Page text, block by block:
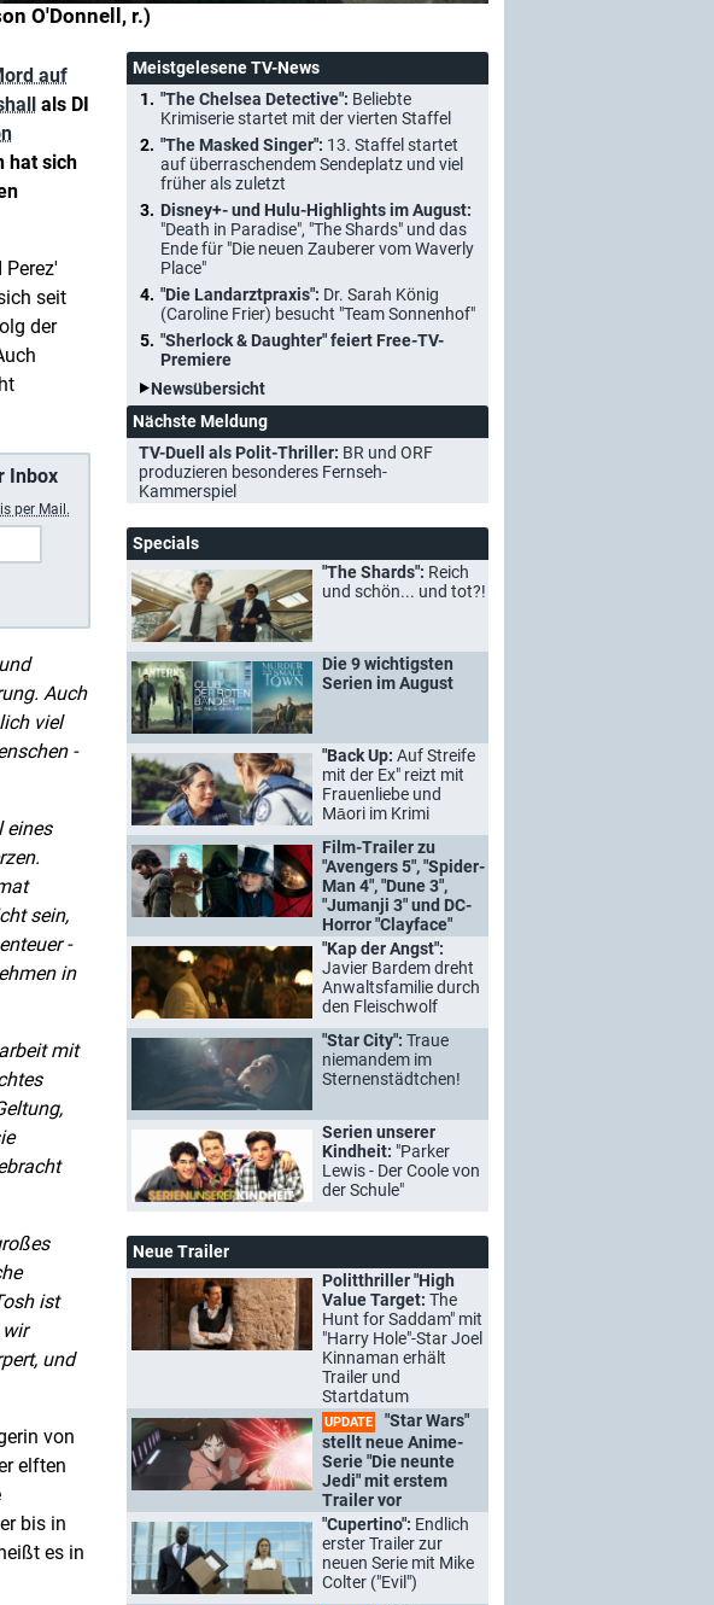
O'Donnell, r.)
auf
als DI
hat sich
seit
der
Inbox
per Mail.
Auch
viel
-
eines
sein,
-
in
mit
ist
und
von
elften
bis in
es in
Meistgelesene TV-News
"The Chelsea Detective": Beliebte
Krimiserie startet mit der vierten Staffel
"The Masked Singer": 13. Staffel startet
auf überraschendem Sendeplatz und viel
früher als zuletzt
Disney+- und Hulu-Highlights im August:
"Death in Paradise", "The Shards" und das
Ende für "Die neuen Zauberer vom Waverly
Place"
"Die Landarztpraxis": Dr. Sarah König
(Caroline Frier) besucht "Team Sonnenhof"
"Sherlock & Daughter" feiert Free-TV-
Premiere
Newsübersicht
Nächste Meldung
TV-Duell als Polit-Thriller: BR und ORF
produzieren besonderes Fernseh-
Kammerspiel
Specials
"The Shards": Reich
und schön... und tot?!
Die 9 wichtigsten
Serien im August
"Back Up: Auf Streife
mit der Ex" reizt mit
Frauenliebe und
Māori im Krimi
Film-Trailer zu
"Avengers 5", "Spider-
Man 4", "Dune 3",
"Jumanji 3" und DC-
Horror "Clayface"
"Kap der Angst":
Javier Bardem dreht
Anwaltsfamilie durch
den Fleischwolf
"Star City": Traue
niemandem im
Sternenstädtchen!
Serien unserer
Kindheit: "Parker
Lewis - Der Coole von
der Schule"
Neue Trailer
Politthriller "High
Value Target: The
Hunt for Saddam" mit
"Harry Hole"-Star Joel
Kinnaman erhält
Trailer und
Startdatum
UPDATE
"Star Wars"
stellt neue Anime-
Serie "Die neunte
Jedi" mit erstem
Trailer vor
"Cupertino": Endlich
erster Trailer zur
neuen Serie mit Mike
Colter ("Evil")